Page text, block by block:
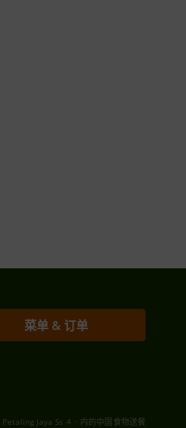
菜单 & 订单
Jaya Ss 4 . 内的中国食物送餐